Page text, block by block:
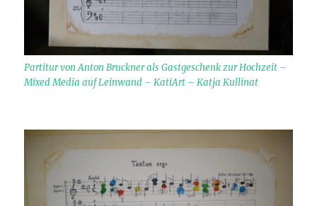
Partitur von Anton Bruckner als Gastgeschenk zur Hochzeit –
Mixed Media auf Leinwand – KatiArt – Katja Kullinat